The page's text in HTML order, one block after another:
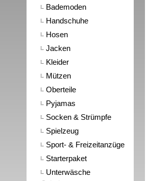
Bademoden
Handschuhe
Hosen
Jacken
Kleider
Mützen
Oberteile
Pyjamas
Socken & Strümpfe
Spielzeug
Sport- & Freizeitanzüge
Starterpaket
Unterwäsche